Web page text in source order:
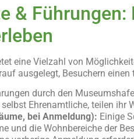
&
eine Vielzahl von
ausgelegt, Besuchern
durch den
Ehrenamtliche, teilen
bei Anmeldung): Einige
und die Wohnbereiche der